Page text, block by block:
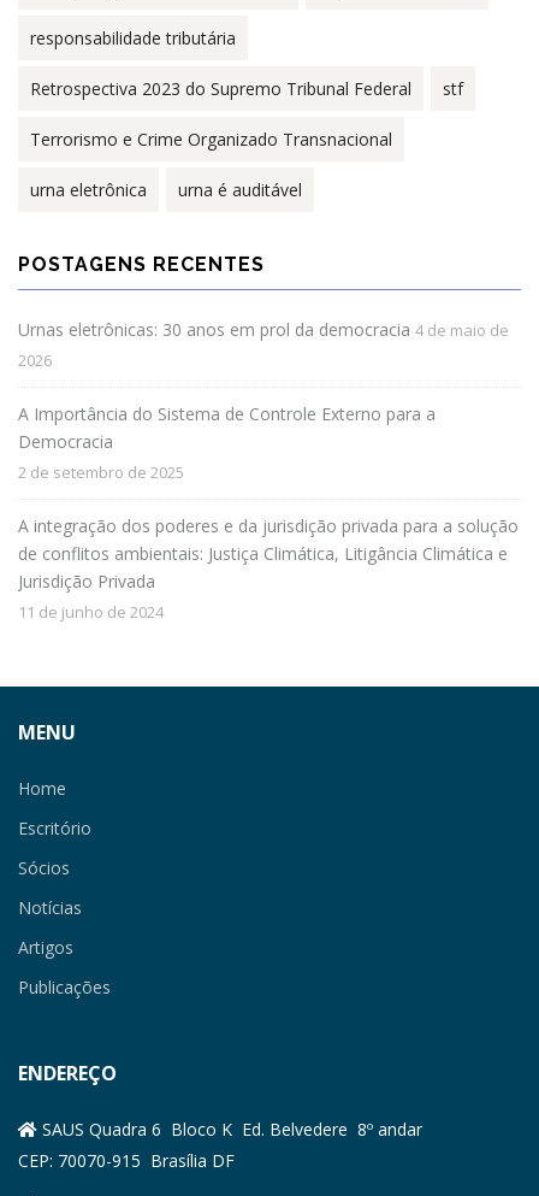
responsabilidade tributária
Retrospectiva 2023 do Supremo Tribunal Federal stf
Terrorismo e Crime Organizado Transnacional
urna eletrônica urna é auditável
POSTAGENS RECENTES
Urnas eletrônicas: 30 anos em prol da democracia 4 de maio de
2026
A Importância do Sistema de Controle Externo para a
Democracia
2 de setembro de 2025
A integração dos poderes e da jurisdição privada para a solução
de conflitos ambientais: Justiça Climática, Litigância Climática e
Jurisdição Privada
11 de junho de 2024
MENU
Home
Escritório
Sócios
Notícias
Artigos
Publicações
ENDEREÇO
SAUS Quadra 6 Bloco K Ed. Belvedere 8º andar
CEP: 70070-915 Brasília DF